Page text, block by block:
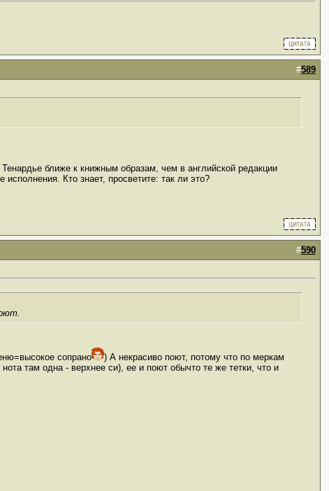
#589
ближе к книжным образам, чем в английской редакции
Кто знает, просветите: так ли это?
#590
сопрано
) А некрасиво поют, потому что по меркам
там одна - верхнее си), ее и поют обычто те же тетки, что и